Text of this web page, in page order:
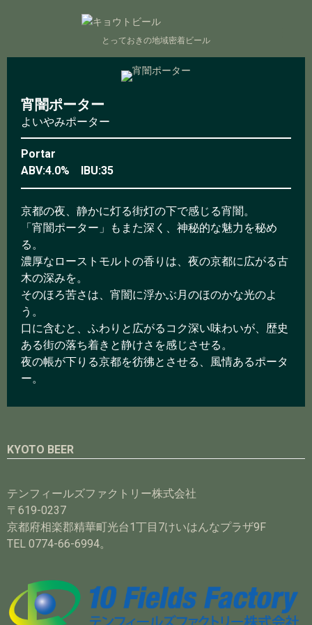
とっておきの地域密着ビール
i
宵闇ポーター
よいやみポーター
Portar
ABV:4.0% IBU:35
京都の夜、静かに灯る街灯の下で感じる宵闇。
「宵闇ポーター」もまた深く、神秘的な魅力を秘め
る。
濃厚なローストモルトの香りは、夜の京都に広がる古
木の深みを。
そのほろ苦さは、宵闇に浮かぶ月のほのかな光のよ
う。
口に含むと、ふわりと広がるコク深い味わいが、歴史
ある街の落ち着きと静けさを感じさせる。
夜の帳が下りる京都を彷彿とさせる、風情あるポータ
ー。
KYOTO BEER
テンフィールズファクトリー株式会社
〒619-0237
京都府相楽郡精華町光台1丁目7けいはんなプラザ9F
TEL 0774-66-6994。